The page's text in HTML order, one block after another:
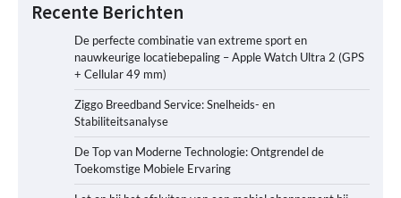
Recente Berichten
De perfecte combinatie van extreme sport en
nauwkeurige locatiebepaling – Apple Watch Ultra 2 (GPS
+ Cellular 49 mm)
Ziggo Breedband Service: Snelheids- en
Stabiliteitsanalyse
De Top van Moderne Technologie: Ontgrendel de
Toekomstige Mobiele Ervaring